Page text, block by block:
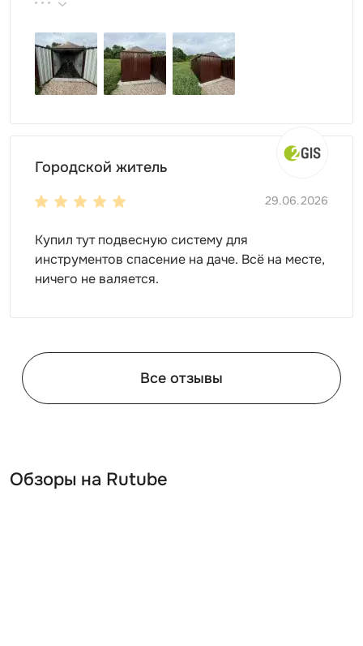
Городской житель
29.06.2026
Купил тут подвесную систему для
инструментов спасение на даче. Всё на месте,
ничего не валяется.
Все отзывы
Обзоры на Rutube